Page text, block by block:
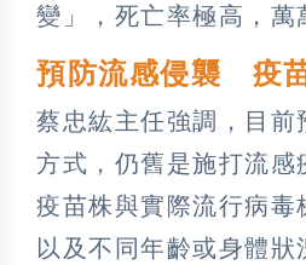
變」，死亡率極高，萬
預防流感侵襲 疫
蔡忠紘主任強調，目前
方式，仍舊是施打流感
疫苗株與實際流行病毒
以及不同年齡或身體狀